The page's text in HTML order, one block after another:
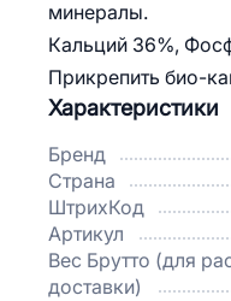
минералы.
Кальций 36%,
Прикрепить био-
Характеристики
Бренд
Страна
ШтрихКод
Артикул
Вес Брутто (для
доставки)